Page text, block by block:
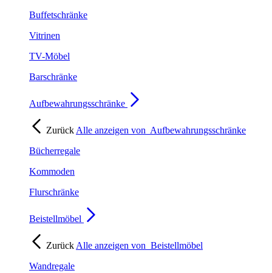
Buffetschränke
Vitrinen
TV-Möbel
Barschränke
Aufbewahrungsschränke
Zurück Alle anzeigen von Aufbewahrungsschränke
Bücherregale
Kommoden
Flurschränke
Beistellmöbel
Zurück Alle anzeigen von Beistellmöbel
Wandregale